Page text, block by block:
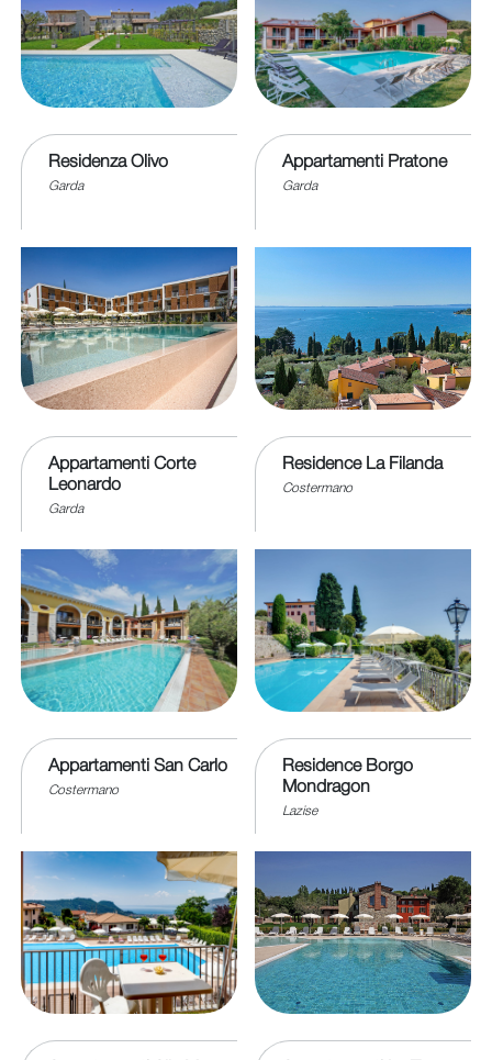
Residenza Olivo
Garda
Appartamenti Pratone
Garda
Appartamenti Corte
Leonardo
Garda
Residence La Filanda
Costermano
Appartamenti San Carlo
Costermano
Residence Borgo
Mondragon
Lazise